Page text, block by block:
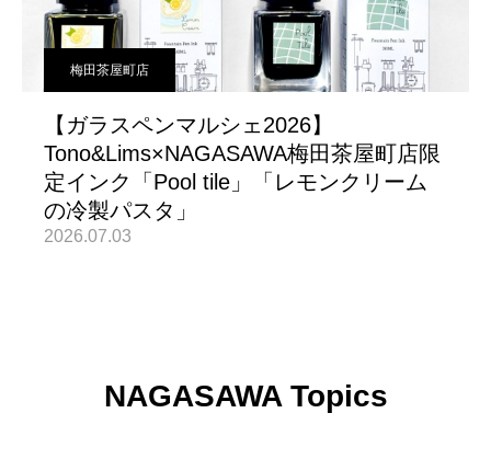
梅田茶屋町店
【ガラスペンマルシェ2026】
Tono&Lims×NAGASAWA梅田茶屋町店限
定インク「Pool tile」「レモンクリーム
の冷製パスタ」
2026.07.03
NAGASAWA Topics